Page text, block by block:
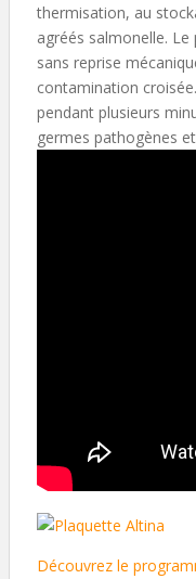
thermisation, au
agréés salmonelle.
sans reprise
contamination
pendant plusieurs
germes pathogènes
Découvrez le